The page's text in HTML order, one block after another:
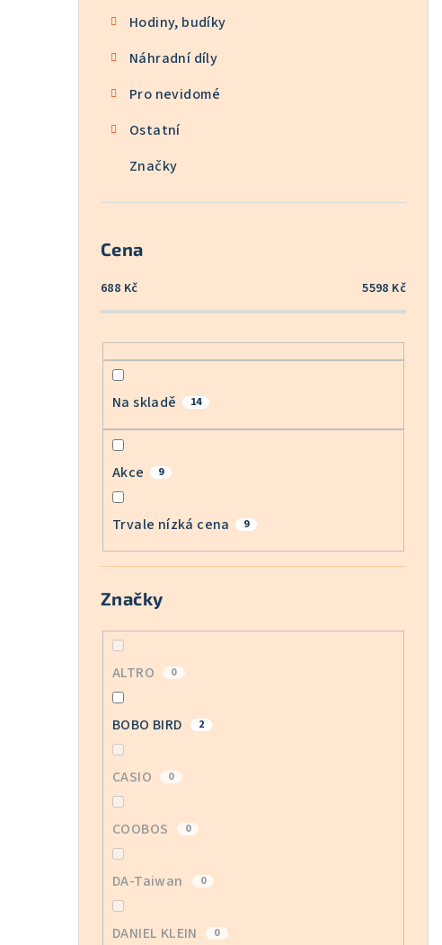
Hodiny, budíky
Náhradní díly
Pro nevidomé
Ostatní
Značky
Cena
688 Kč 5598 Kč
Na skladě 14
Akce 9
Trvale nízká cena 9
Značky
ALTRO 0
BOBO BIRD 2
CASIO 0
COOBOS 0
DA-Taiwan 0
DANIEL KLEIN 0